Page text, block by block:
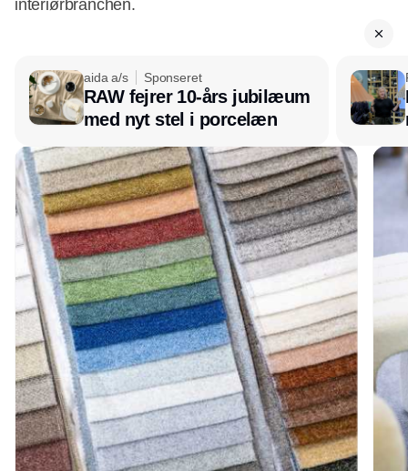
interiørbranchen.
aida a/s Sponseret
RAW fejrer 10-års jubilæum
med nyt stel i porcelæn